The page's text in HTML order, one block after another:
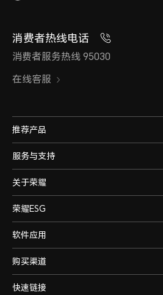
消费者热线电话
消费者服务热线 95030
在线客服
推荐产品
服务与支持
关于荣耀
荣耀ESG
软件应用
购买渠道
快速链接